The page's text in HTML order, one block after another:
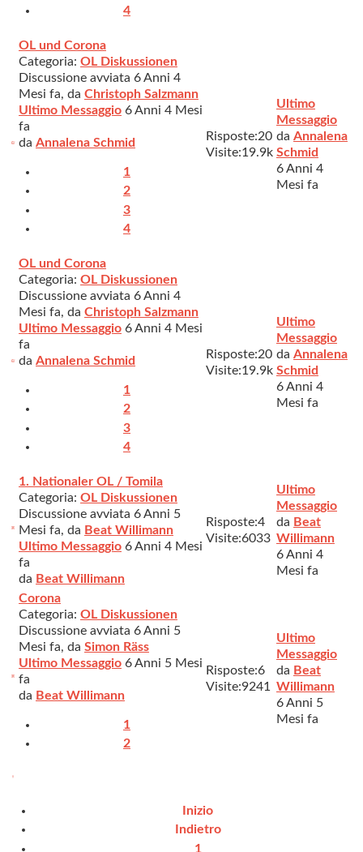
4
OL und Corona
Categoria: OL Diskussionen
Discussione avviata 6 Anni 4
Mesi fa, da Christoph Salzmann
Ultimo Messaggio 6 Anni 4 Mesi
fa
da Annalena Schmid
1
2
3
4
Risposte:20
Visite:19.9k
Ultimo
Messaggio
da Annalena
Schmid
6 Anni 4
Mesi fa
OL und Corona
Categoria: OL Diskussionen
Discussione avviata 6 Anni 4
Mesi fa, da Christoph Salzmann
Ultimo Messaggio 6 Anni 4 Mesi
fa
da Annalena Schmid
1
2
3
4
Risposte:20
Visite:19.9k
Ultimo
Messaggio
da Annalena
Schmid
6 Anni 4
Mesi fa
1. Nationaler OL / Tomila
Categoria: OL Diskussionen
Discussione avviata 6 Anni 5
Mesi fa, da Beat Willimann
Ultimo Messaggio 6 Anni 4 Mesi
fa
da Beat Willimann
Risposte:4
Visite:6033
Ultimo
Messaggio
da Beat
Willimann
6 Anni 4
Mesi fa
Corona
Categoria: OL Diskussionen
Discussione avviata 6 Anni 5
Mesi fa, da Simon Räss
Ultimo Messaggio 6 Anni 5 Mesi
fa
da Beat Willimann
1
2
Risposte:6
Visite:9241
Ultimo
Messaggio
da Beat
Willimann
6 Anni 5
Mesi fa
Inizio
Indietro
1